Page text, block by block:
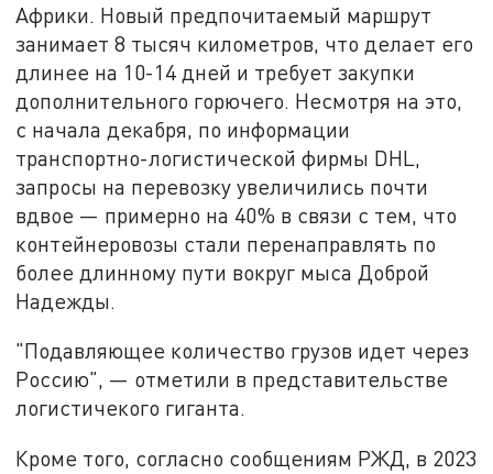
Африки. Новый предпочитаемый маршрут
занимает 8 тысяч километров, что делает его
длинее на 10-14 дней и требует закупки
дополнительного горючего. Несмотря на это,
с начала декабря, по информации
транспортно-логистической фирмы DHL,
запросы на перевозку увеличились почти
вдвое — примерно на 40% в связи с тем, что
контейнеровозы стали перенаправлять по
более длинному пути вокруг мыса Доброй
Надежды.
"Подавляющее количество грузов идет через
Россию", — отметили в представительстве
логистичекого гиганта.
Кроме того, согласно сообщениям РЖД, в 2023